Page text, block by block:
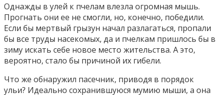
Однажды в улей к пчелам влезла огромная мышь.
Прогнать они ее не смогли, но, конечно, победили.
Если бы мертвый грызун начал разлагаться, пропали
бы все труды насекомых, да и пчелкам пришлось бы в
зиму искать себе новое место жительства. А это,
вероятно, стало бы причиной их гибели.
Что же обнаружил пасечник, приводя в порядок
ульи? Идеально сохранившуюся мумию мыши, а она